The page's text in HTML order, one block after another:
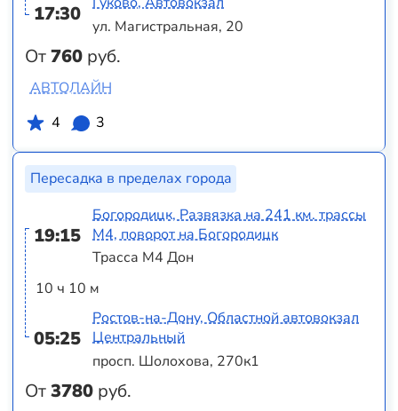
17:30
От760 руб.
ул. Магистральная, 20
АВТОЛАЙН
4
3
Пересадка в пределах города
19:15
10 ч 10 м
05:25
От3780 руб.
Богородицк, Развязка на 241 км. трассы
М4, поворот на Богородицк
Трасса М4 Дон
Ростов-на-Дону, Областной автовокзал
Центральный
просп. Шолохова, 270к1